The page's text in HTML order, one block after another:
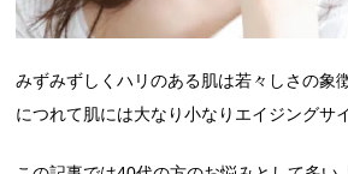
みずみずしくハリのある肌は若々しさの象
につれて肌には大なり小なりエイジングサ